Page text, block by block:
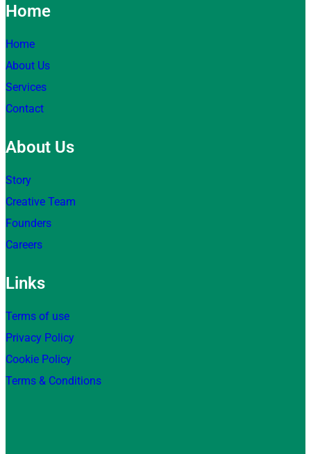
Home
Home
About Us
Services
Contact
About Us
Story
Creative Team
Founders
Careers
Links
Terms of use
Privacy Policy
Cookie Policy
Terms & Conditions